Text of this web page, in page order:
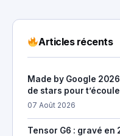
Articles récents
Made by Google
de stars pour
07 Août 2026
Tensor G6 : gravé en